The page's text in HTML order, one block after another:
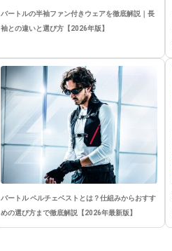
バートルの半袖ファン付きウェアを徹底解説｜長
袖との違いと選び方【2026年版】
バートル ペルチェベストとは？仕組みからおすす
めの選び方まで徹底解説【2026年最新版】